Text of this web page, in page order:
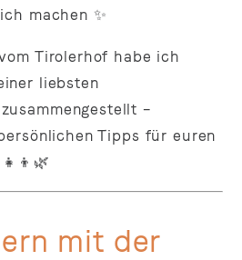
machen ✨
Tirolerhof habe ich
liebsten
–
Tipps für euren
mit der